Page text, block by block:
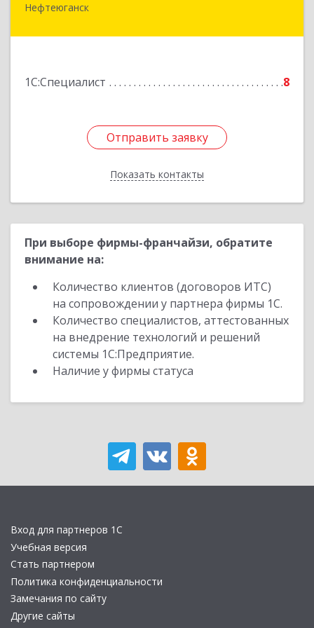
Нефтеюганск
1С:Специалист 8
Отправить заявку
Показать контакты
628303, Ханты-Мансийский Автономный округ
Подробнее
Отправить заявку
Назад
При выборе фирмы-франчайзи, обратите
внимание на:
Количество клиентов (договоров ИТС)
на сопровождении у партнера фирмы 1С.
Количество специалистов, аттестованных
на внедрение технологий и решений
системы 1С:Предприятие.
Наличие у фирмы статуса
Вход для партнеров 1С
Учебная версия
Стать партнером
Политика конфиденциальности
Замечания по сайту
Другие сайты